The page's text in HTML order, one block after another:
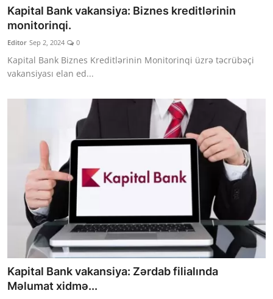
Kapital Bank vakansiya: Biznes kreditlərinin
monitorinqi.
Editor Sep 2, 2024 0
Kapital Bank Biznes Kreditlərinin Monitorinqi üzrə təcrübəçi
vakansiyası elan ed...
Kapital Bank vakansiya: Zərdab filialında
Məlumat xidmə...